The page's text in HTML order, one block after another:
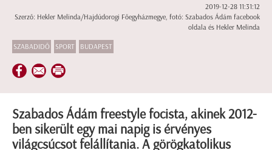
2019-12-28 11:31:12
Szerző: Hekler Melinda/Hajdúdorogi Főegyházmegye, fotó: Szabados Ádám facebook
oldala és Hekler Melinda
SZABADIDŐ SPORT BUDAPEST
Szabados Ádám freestyle focista, akinek 2012-
ben sikerült egy mai napig is érvényes
világcsúcsot felállítania. A görögkatolikus